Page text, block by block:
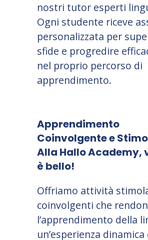
nostri tutor esperti
Ogni studente riceve
personalizzata per
sfide e progredire
nel proprio percorso di
apprendimento.
Apprendimento
Coinvolgente e
Alla Hallo Academy,
è bello!
Offriamo attività
coinvolgenti che
l’apprendimento della
un’esperienza dinamica